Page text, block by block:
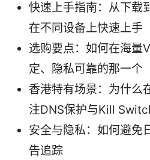
快速上手指南：从下载
在不同设备上快速上手
选购要点：如何在海量
定、隐私可靠的那一个
香港特有场景：为什么
注DNS保护与Kill
安全与隐私：如何避免
告追踪